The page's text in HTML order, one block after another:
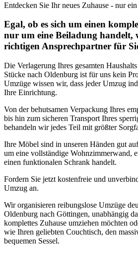
Entdecken Sie Ihr neues Zuhause - nur
Egal, ob es sich um einen
nur um eine Beiladung handelt,
richtigen Ansprechpartner für
Die Verlagerung Ihres gesamten
Stücke nach Oldenburg ist für uns kein
Umzüge wissen wir, dass jeder Umzug
Ihre Einrichtung.
Von der behutsamen Verpackung Ihres
bis hin zum sicheren Transport Ihres
behandeln wir jedes Teil mit größter
Ihre Möbel sind in unseren Händen gut
um eine vollständige Wohnzimmerwand,
einen funktionalen Schrank handelt.
Fordern Sie jetzt kostenfreie und
Umzug an.
Wir organisieren reibungslose Umzüge
Oldenburg nach Göttingen, unabhängig
komplettes Zuhause umziehen möchten
wie Ihren geliebten Couchtisch, den
bequemen Sessel.